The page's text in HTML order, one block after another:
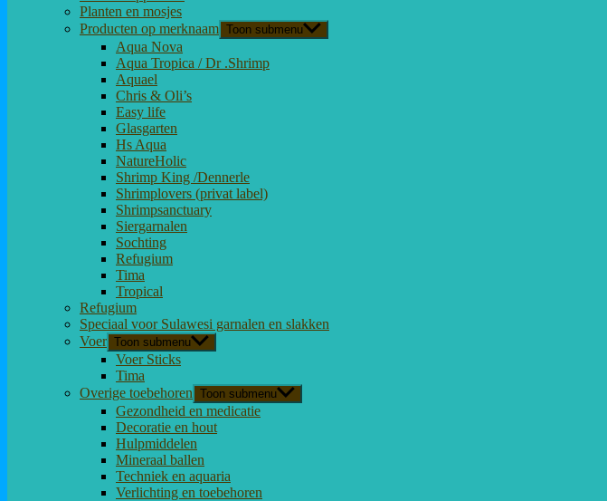
Planten en mosjes
Producten op merknaam Toon submenu
Aqua Nova
Aqua Tropica / Dr .Shrimp
Aquael
Chris & Oli’s
Easy life
Glasgarten
Hs Aqua
NatureHolic
Shrimp King /Dennerle
Shrimplovers (privat label)
Shrimpsanctuary
Siergarnalen
Sochting
Refugium
Tima
Tropical
Refugium
Speciaal voor Sulawesi garnalen en slakken
Voer Toon submenu
Voer Sticks
Tima
Overige toebehoren Toon submenu
Gezondheid en medicatie
Decoratie en hout
Hulpmiddelen
Mineraal ballen
Techniek en aquaria
Verlichting en toebehoren